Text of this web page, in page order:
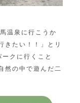
温泉に行こうか
きたい！！」とリ
クに行くこと
然の中で遊んだ二